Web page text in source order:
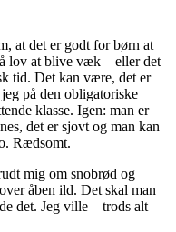
at det er godt for børn at
lov at blive væk – eller det
tid. Det kan være, det er
på den obligatoriske
klasse. Igen: man er
det er sjovt og man kan
Rædsomt.
mig om snobrød og
åben ild. Det skal man
det. Jeg ville – trods alt –